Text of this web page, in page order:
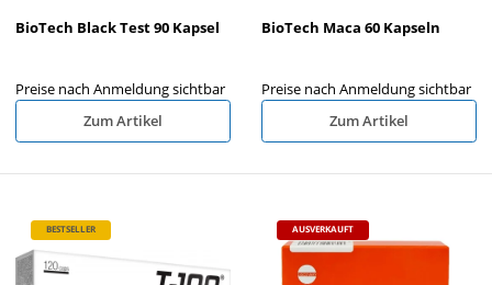
BioTech Black Test 90 Kapsel
Preise nach Anmeldung sichtbar
Zum Artikel
BioTech Maca 60 Kapseln
Preise nach Anmeldung sichtbar
Zum Artikel
BESTSELLER AUSVERKAUFT